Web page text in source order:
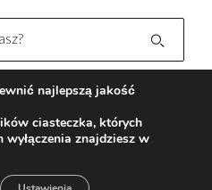
najlepszą jakość
ciasteczka, których
znajdziesz w